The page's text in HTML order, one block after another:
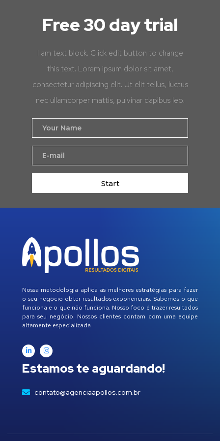
Free 30 day trial
I am text block. Click edit button to change
this text. Lorem ipsum dolor sit amet,
consectetur adipiscing elit. Ut elit tellus, luctus
nec ullamcorper mattis, pulvinar dapibus leo.
Start
Nossa metodologia aplica as melhores estratégias para fazer
o seu negócio obter resultados exponenciais. Sabemos o que
funciona e o que não funciona. Nosso foco é trazer resultados
para seu negócio. Nossos clientes contam com uma equipe
altamente especializada
Estamos te aguardando!
contato@agenciaapollos.com.br